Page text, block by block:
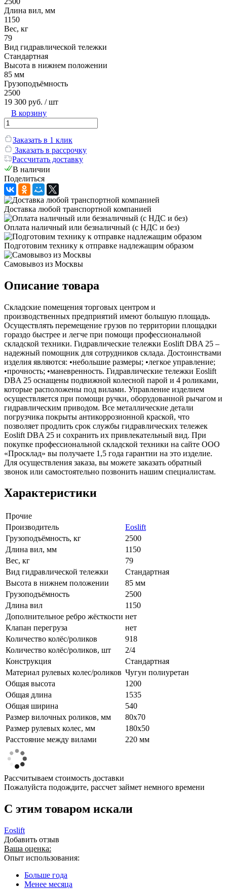
Длина вил, мм
1150
Вес, кг
79
Вид гидравлической тележки
Стандартная
Высота в нижнем положении
85 мм
Грузоподъёмность
2500
19 300 руб. / шт
В корзину
Заказать в 1 клик
Заказать в рассрочку
Рассчитать доставку
В наличии
Поделиться
Доставка любой транспортной компанией
Оплата наличный или безналичный (с НДС и без)
Подготовим технику к отправке надлежащим образом
Самовывоз из Москвы
Описание товара
Складские помещения торговых центром и
производственных предприятий имеют большую площадь.
Осуществлять перемещение грузов по территории площадки
гораздо быстрее и легче при помощи профессиональной
складской техники. Гидравлические тележки Eoslift DBA 25 –
надежный помощник для сотрудников склада. Достоинствами
изделия являются: •небольшие размеры; •легкое управление;
•прочность; •маневренность. Гидравлические тележки Eoslift
DBA 25 оснащены подвижной колесной парой и 4 роликами,
которые расположены под вилами. Управление изделием
осуществляется при помощи ручки, оборудованной рычагом и
гидравлическим приводом. Все металлические детали
погрузчика покрыты антикоррозионной краской, что
позволяет продлить срок службы гидравлических тележек
Eoslift DBA 25 и сохранить их привлекательный вид. При
покупке профессиональной складской техники на сайте ООО
«Просклад» вы получаете 1,5 года гарантии на это изделие.
Для осуществления заказа, вы можете заказать обратный
звонок или самостоятельно позвонить нашим специалистам.
Характеристики
Прочие
Производитель
Eoslift
Грузоподъёмность, кг
2500
Длина вил, мм
1150
Вес, кг
79
Вид гидравлической тележки
Стандартная
Высота в нижнем положении
85 мм
Грузоподъёмность
2500
Длина вил
1150
Дополнительное ребро жёсткости нет
Клапан перегруза
нет
Количество колёс/роликов
918
Количество колёс/роликов, шт
2/4
Конструкция
Стандартная
Материал рулевых колес/роликов Чугун полиуретан
Общая высота
1200
Общая длина
1535
Общая ширина
540
Размер вилочных роликов, мм
80х70
Размер рулевых колес, мм
180х50
Расстояние между вилами
220 мм
Рассчитываем стоимость доставки
Пожалуйста подождите, рассчет займет немного времени
C этим товаром искали
Eoslift
Добавить отзыв
Ваша оценка:
Опыт использования:
Больше года
Менее месяца